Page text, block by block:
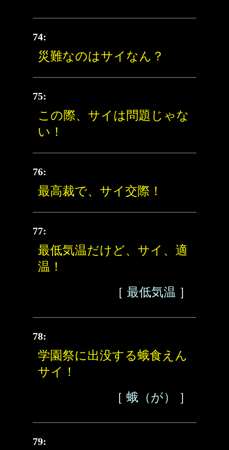
74:
災難なのはサイなん？
75:
この際、サイは問題じゃな
い！
76:
最高裁で、サイ交際！
77:
最低気温だけど、サイ、適
温！
［ 最低気温 ］
78:
学園祭に出没する蛾食えん
サイ！
［ 蛾（が） ］
79: